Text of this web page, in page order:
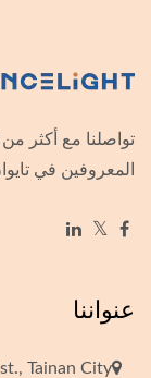
المعروفين في
عنواننا
Tainan City